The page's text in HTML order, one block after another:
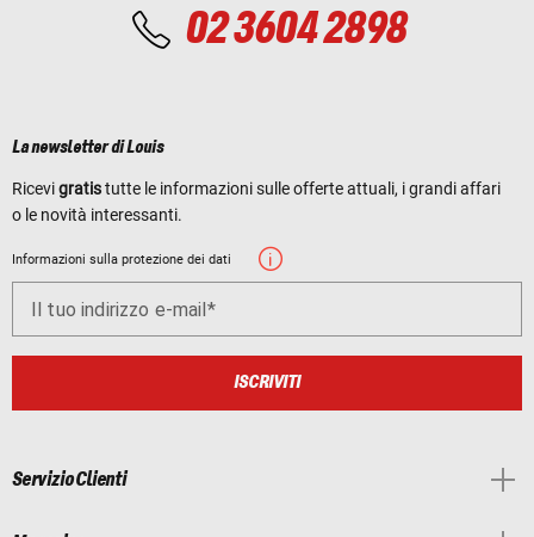
02 3604 2898
La newsletter di Louis
Ricevigratistutte le informazioni sulle offerte attuali, i grandi affari
o le novità interessanti.
Informazioni sulla protezione dei dati
Il tuo indirizzo e-mail
ISCRIVITI
Servizio Clienti